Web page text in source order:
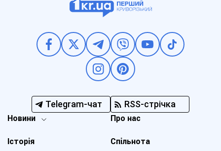
Telegram-чат RSS-стрічка
Новини
Історія
Про нас
Спільнота